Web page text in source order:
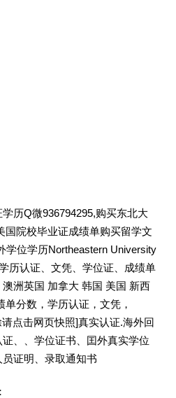
历Q微936794295,购买东北大
国院校毕业证成绩单购买留学文
学位学历Northeastern University
历认证、文凭、学位证、成绩单
洲英国 加拿大 韩国 美国 新西
分数，学历认证，文凭，
点击网页快照]真实认证.海外回
、、学位证书、囯外真实学位
证明、录取通知书